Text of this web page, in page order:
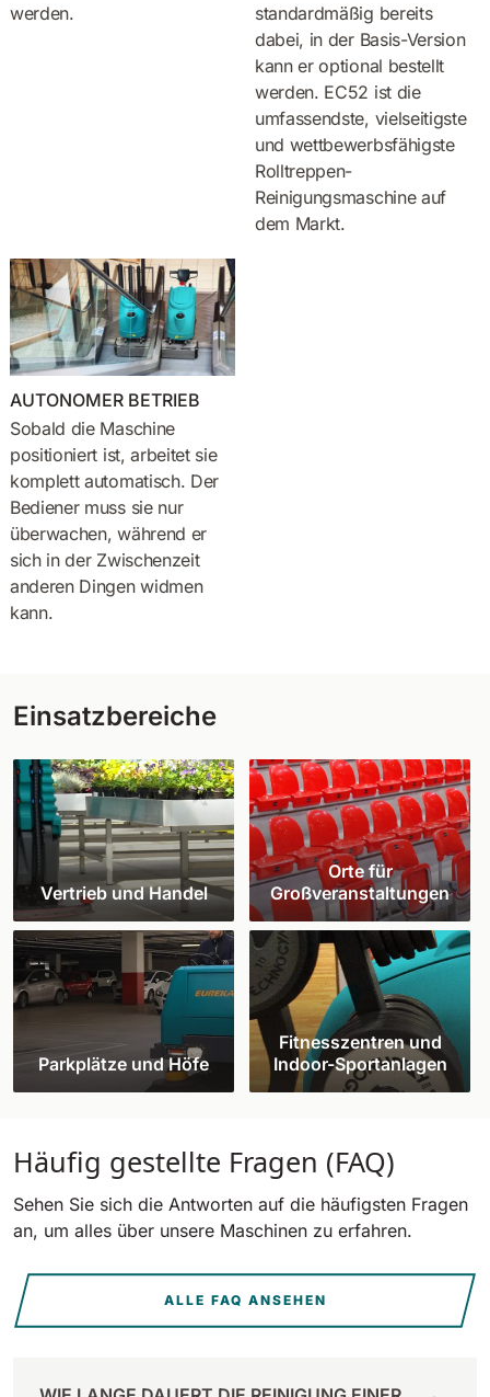
werden.
standardmäßig bereits
dabei, in der Basis-Version
kann er optional bestellt
werden. EC52 ist die
umfassendste, vielseitigste
und wettbewerbsfähigste
Rolltreppen-
Reinigungsmaschine auf
dem Markt.
AUTONOMER BETRIEB
Sobald die Maschine
positioniert ist, arbeitet sie
komplett automatisch. Der
Bediener muss sie nur
überwachen, während er
sich in der Zwischenzeit
anderen Dingen widmen
kann.
Einsatzbereiche
Vertrieb und Handel
Orte für
Großveranstaltungen
Parkplätze und Höfe
Fitnesszentren und
Indoor-Sportanlagen
Häufig gestellte Fragen (FAQ)
Sehen Sie sich die Antworten auf die häufigsten Fragen
an, um alles über unsere Maschinen zu erfahren.
ALLE FAQ ANSEHEN